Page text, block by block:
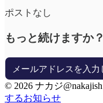
ポストなし
もっと続けますか？
© 2026 ナカジ@nakajish
するお知らせ